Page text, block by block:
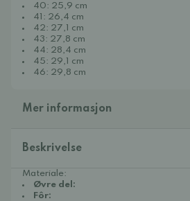
40: 25,9 cm
41: 26,4 cm
42: 27,1 cm
43: 27,8 cm
44: 28,4 cm
45: 29,1 cm
46: 29,8 cm
Mer informasjon
Beskrivelse
Materiale:
Øvre del:
Fôr: